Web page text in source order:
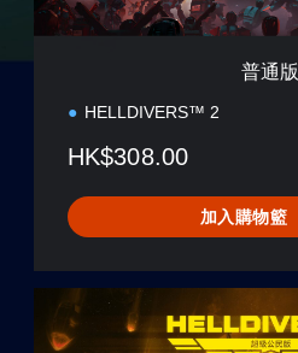
普通版
HELLDIVERS™ 2
HK$308.00
加入購物籃
公